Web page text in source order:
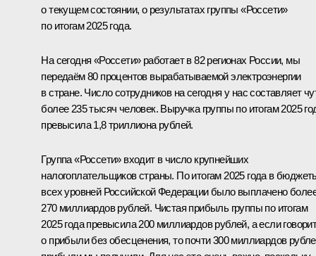
о текущем состоянии, о результатах группы «Россети»
по итогам 2025 года.
На сегодня «Россети» работает в 82 регионах России, мы
передаём 80 процентов вырабатываемой электроэнергии
в стране. Число сотрудников на сегодня у нас составляет
более 235 тысяч человек. Выручка группы по итогам 2025
превысила 1,8 триллиона рублей.
Группа «Россети» входит в число крупнейших
налогоплательщиков страны. По итогам 2025 года в
всех уровней Российской Федерации было выплачено
270 миллиардов рублей. Чистая прибыль группы по итогам
2025 года превысила 200 миллиардов рублей, а если
о прибыли без обесценения, то почти 300 миллиардов